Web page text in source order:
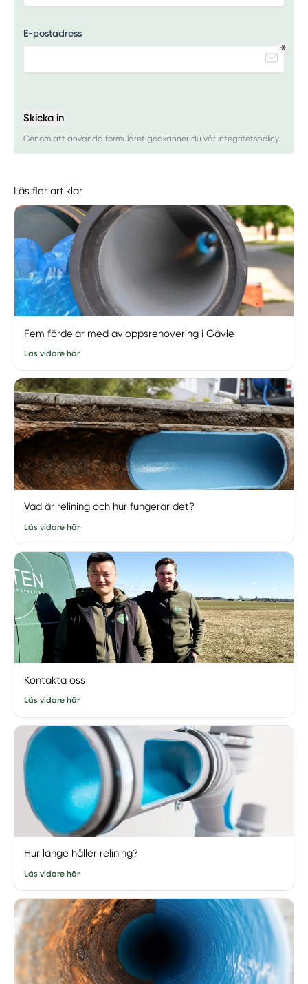
E-postadress
Skicka in
Genom att använda formuläret godkänner du vår integritetspolicy.
Läs fler artiklar
Fem fördelar med avloppsrenovering i Gävle
Läs vidare här
Vad är relining och hur fungerar det?
Läs vidare här
Kontakta oss
Läs vidare här
Hur länge håller relining?
Läs vidare här